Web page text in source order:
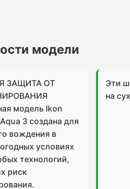
модели
ЗАЩИТА ОТ
модель Ikon
3 создана для
вождения в
условиях
технологий,
риск
Эти
на